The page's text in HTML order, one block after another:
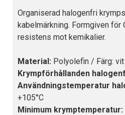
Organiserad halogenfri
kabelmärkning. Formgiven för
resistens mot kemikalier.
Material: Polyolefin / Färg: vit
Krympförhållanden
Användningstemperatur
+105°C
Minimum krymptemperatur: